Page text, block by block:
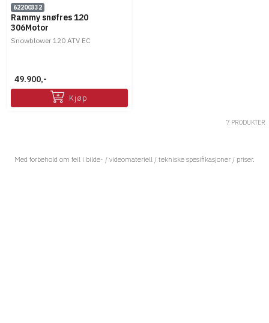
62200332
Rammy snøfres 120
306Motor
Snowblower 120 ATV EC
49.900,-
Kjøp
7 PRODUKTER
Med forbehold om feil i bilde- / videomateriell / tekniske spesifikasjoner / priser.